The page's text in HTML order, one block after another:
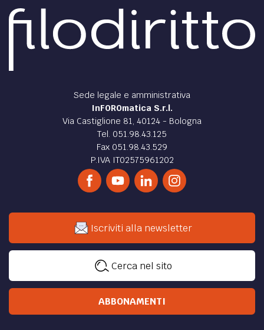
La pianificazione, l’allocazione e la gestione delle risorse
umane è nella piena responsabilità degli organi di vertice
degli Enti gestori
Paolo Rosa
portafogli delle casse di previdenza
Gli investimenti alternativi sono strumenti finanziari con
caratteristiche diverse rispetto alle attività tradizionali
come obbligazioni, azioni e fondi comuni
L’asset allocation strategica – AAS di
Di solito in questa tornata di tempo, in Cassa Forense
viene proposto, all’esame del Comitato dei Delegati, il
piano di asset allocation strategica per il 2026
Cassa Forense: rivalutazione dei redditi,